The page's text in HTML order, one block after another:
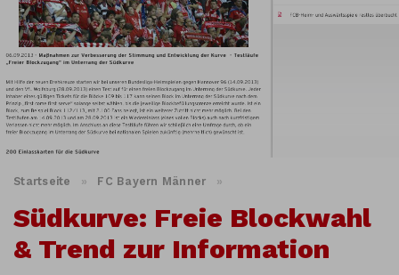
Startseite » FC Bayern Männer »
Südkurve: Freie Blockwahl
& Trend zur Information